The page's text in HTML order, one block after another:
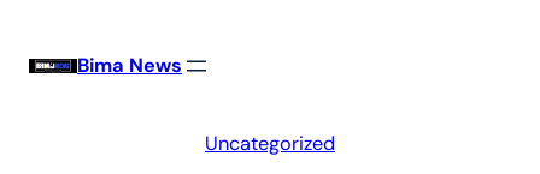
Bima News
Uncategorized